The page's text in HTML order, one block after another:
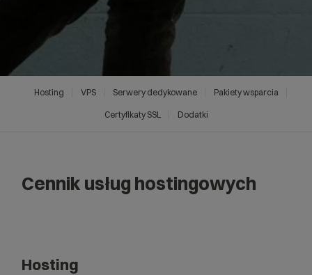
Hosting VPS Serwery dedykowane Pakiety wsparcia
Certyfikaty SSL Dodatki
Cennik usług hostingowych
Hosting